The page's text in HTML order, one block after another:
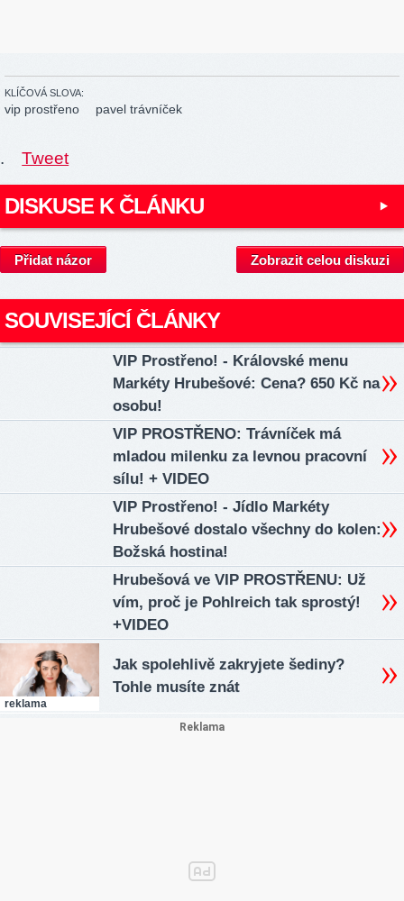
KLÍČOVÁ SLOVA:
vip prostřeno pavel trávníček
. Tweet
DISKUSE K ČLÁNKU
Přidat názor Zobrazit celou diskuzi
SOUVISEJÍCÍ ČLÁNKY
VIP Prostřeno! - Královské menu
Markéty Hrubešové: Cena? 650 Kč na
osobu!
VIP PROSTŘENO: Trávníček má
mladou milenku za levnou pracovní
sílu! + VIDEO
VIP Prostřeno! - Jídlo Markéty
Hrubešové dostalo všechny do kolen:
Božská hostina!
Hrubešová ve VIP PROSTŘENU: Už
vím, proč je Pohlreich tak sprostý!
+VIDEO
reklama
Jak spolehlivě zakryjete šediny?
Tohle musíte znát